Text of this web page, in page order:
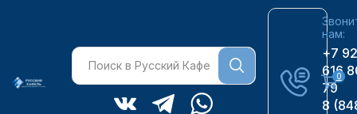
нам:
+7
616
79
8
0